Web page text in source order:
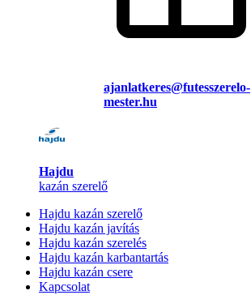
ajanlatkeres@futesszerelo-
mester.hu
Hajdu
kazán szerelő
Hajdu kazán szerelő
Hajdu kazán javítás
Hajdu kazán szerelés
Hajdu kazán karbantartás
Hajdu kazán csere
Kapcsolat